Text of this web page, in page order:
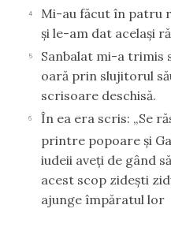
4
Mi-au făcut în patru
şi le-am dat acelaşi
5
Sanbalat mi-a trimis
oară prin slujitorul
scrisoare deschisă.
6
În ea era scris: „Se
printre popoare şi
iudeii aveţi de gând
acest scop zideşti
ajunge împăratul lor